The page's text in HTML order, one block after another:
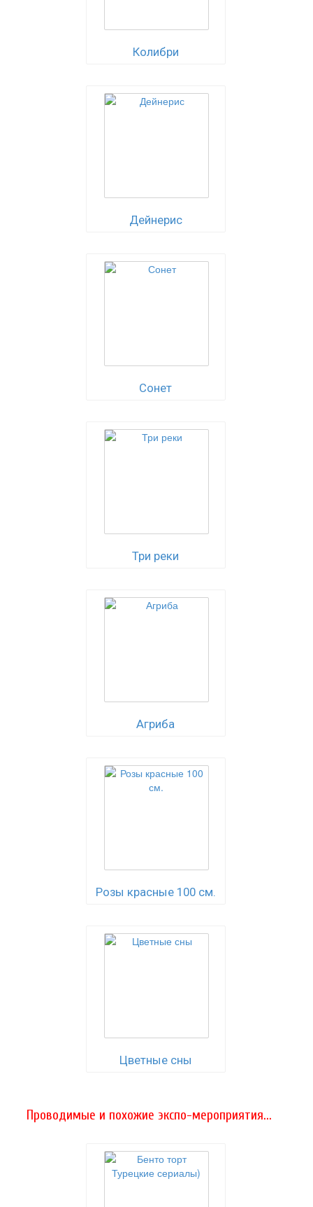
Колибри
Дейнерис
Сонет
Три реки
Агриба
Розы красные 100 см.
Цветные сны
Проводимые и похожие экспо-мероприятия...